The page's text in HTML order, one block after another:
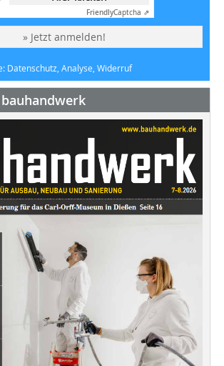
FriendlyCaptcha ⇗
» Jetzt anmelden!
Datenschutz, Analyse, Widerruf